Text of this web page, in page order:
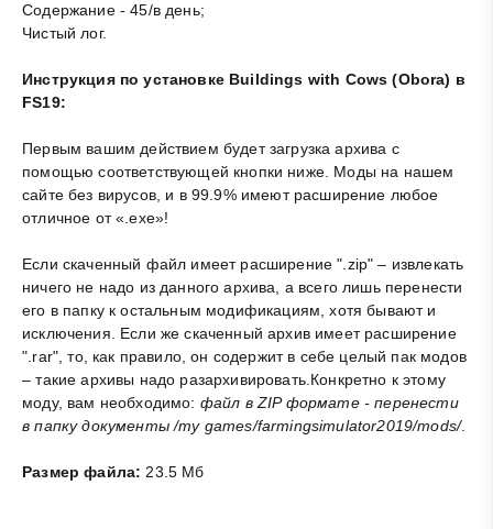
Содержание - 45/в день;
Чистый лог.
Инструкция по установке Buildings with Cows (Obora) в
FS19:
Первым вашим действием будет загрузка архива с
помощью соответствующей кнопки ниже. Моды на нашем
сайте без вирусов, и в 99.9% имеют расширение любое
отличное от «.exe»!
Если скаченный файл имеет расширение ".zip" – извлекать
ничего не надо из данного архива, а всего лишь перенести
его в папку к остальным модификациям, хотя бывают и
исключения. Если же скаченный архив имеет расширение
".rar", то, как правило, он содержит в себе целый пак модов
– такие архивы надо разархивировать.Конкретно к этому
моду, вам необходимо: файл в ZIP формате - перенести
в папку документы /my games/farmingsimulator2019/mods/.
Размер файла: 23.5 Мб